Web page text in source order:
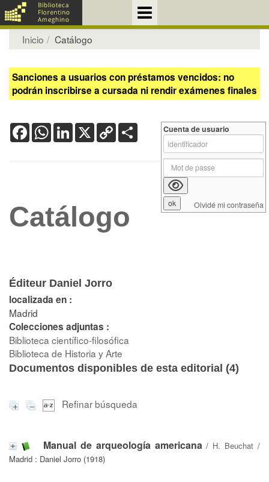
Inicio Catálogo
Sanciones a usuarios con préstamos vencidos: no
podrán inscribirse a cursada ni rendir exámenes finales
FacebookWhatsApp
LinkedIn
X Copy
Link
Catálogo
Éditeur Daniel Jorro
localizada en :
Madrid
Colecciones adjuntas :
Biblioteca científico-filosófica
Biblioteca de Historia y Arte
Documentos disponibles de esta editorial (4)
Refinar búsqueda
Manual de arqueología americana/ H. Beuchat /
Madrid : Daniel Jorro (1918)
Cuenta de usuario
Olvidé mi contraseña